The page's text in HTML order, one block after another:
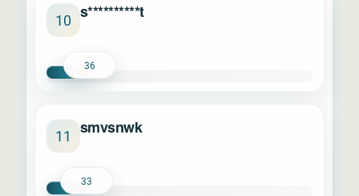
10 s**********t
36
11 smvsnwk
33